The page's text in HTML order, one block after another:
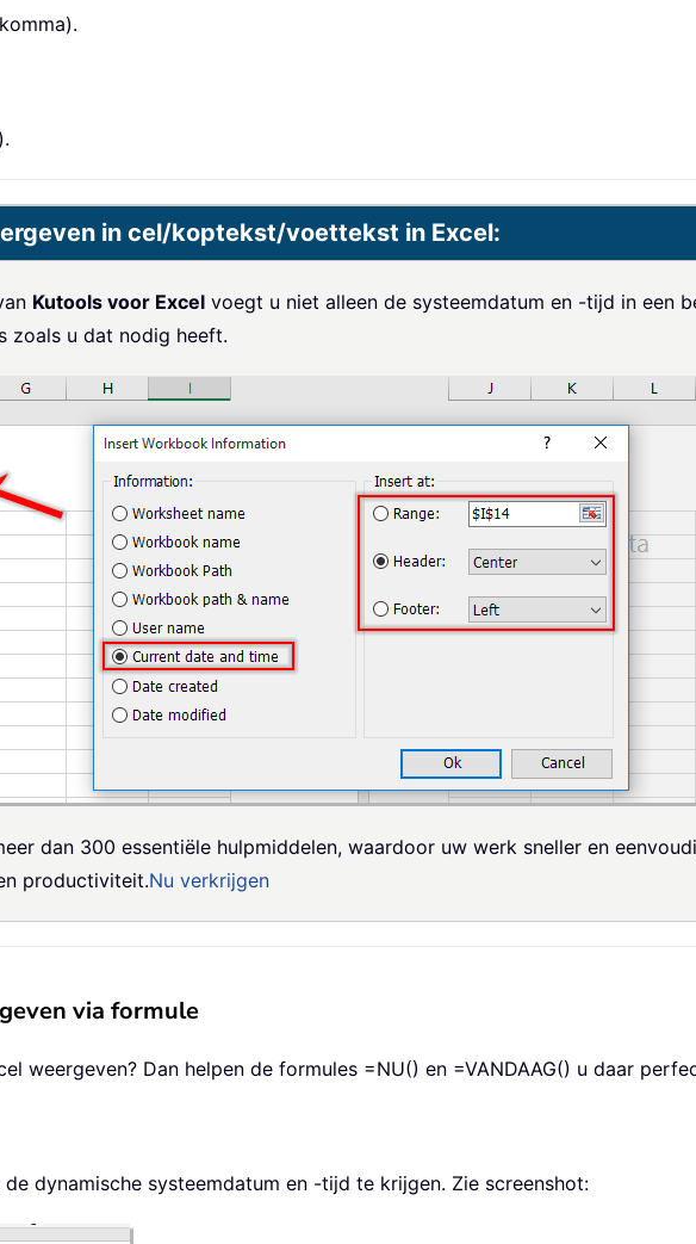
in cel/koptekst/voettekst in Excel:
Kutools voor Excel voegt u niet alleen de systeemdatum en -tijd in een
u dat nodig heeft.
dan 300 essentiële hulpmiddelen, waardoor uw werk sneller en
productiviteit.Nu verkrijgen
via formule
weergeven? Dan helpen de formules =NU() en =VANDAAG() u daar
de dynamische systeemdatum en -tijd te krijgen. Zie screenshot: